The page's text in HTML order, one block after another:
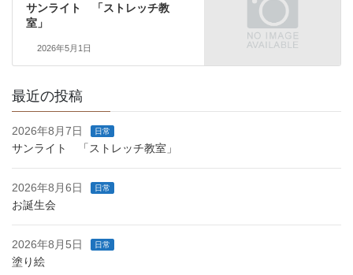
サンライト 「ストレッチ教
室」
2026年5月1日
最近の投稿
2026年8月7日 日常
サンライト 「ストレッチ教室」
2026年8月6日 日常
お誕生会
2026年8月5日 日常
塗り絵